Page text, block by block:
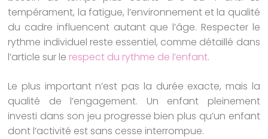
tempérament, la fatigue, l’environnement et la qualité
du cadre influencent autant que l’âge. Respecter le
rythme individuel reste essentiel, comme détaillé dans
l’article sur le respect du rythme de l’enfant.
Le plus important n’est pas la durée exacte, mais la
qualité de l’engagement. Un enfant pleinement
investi dans son jeu progresse bien plus qu’un enfant
dont l’activité est sans cesse interrompue.